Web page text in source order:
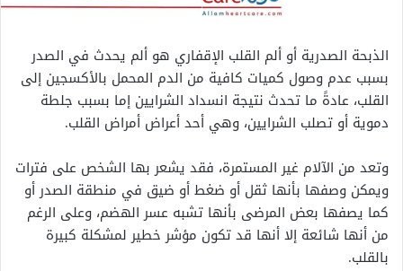
الذبحة الصدرية أو ألم القلب الإقفاري هو ألم يحدث في الصدر
بسبب عدم وصول كميات كافية من الدم المحمل بالأكسجين إلى
القلب، عادةً ما تحدث نتيجة انسداد الشرايين إما بسبب جلطة
دموية أو تصلب الشرايين، وهي أحد أعراض أمراض القلب.
وتعد من الآلام غير المستمرة، فقد يشعر بها الشخص على فترات
ويمكن وصفها بأنها ثقل أو ضغط أو ضيق في منطقة الصدر أو
كما يصفها بعض المرضى بأنها تشبه عسر الهضم، وعلى الرغم
من أنها شائعة إلا أنها قد تكون مؤشر خطير لمشكلة كبيرة
بالقلب.